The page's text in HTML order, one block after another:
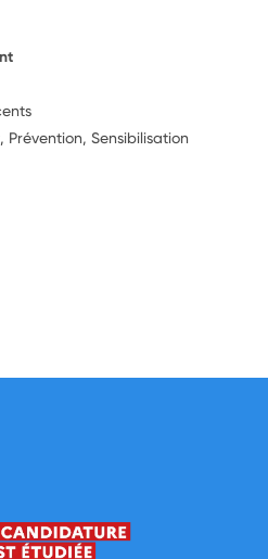
Sensibilisation